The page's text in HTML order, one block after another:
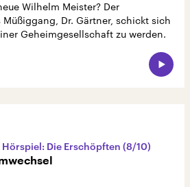
Wilhelm Meister? Der
Dr. Gärtner, schickt sich
Geheimgesellschaft zu werden.
Hörspiel: Die Erschöpften (8/10)